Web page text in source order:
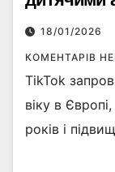
18/01/2026
КОМЕНТАРІВ
TikTok
віку в
років і